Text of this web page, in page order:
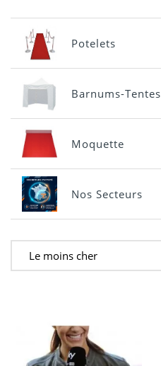
Potelets
Barnums-Tentes
Moquette
Nos Secteurs